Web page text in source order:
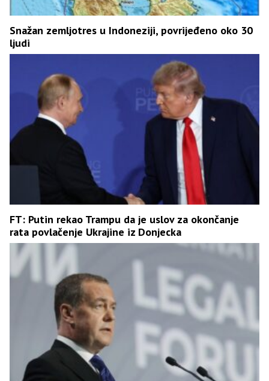
Snažan zemljotres u Indoneziji, povrijeđeno oko 30
ljudi
FT: Putin rekao Trampu da je uslov za okončanje
rata povlačenje Ukrajine iz Donjecka